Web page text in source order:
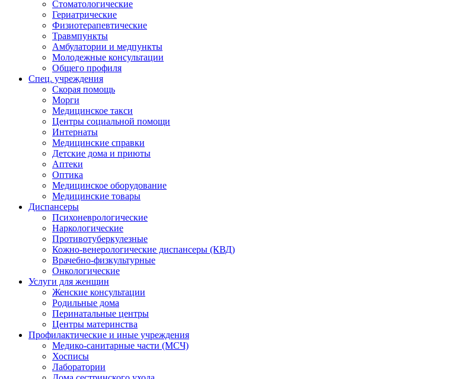
Стоматологические
Гериатрические
Физиотерапевтические
Травмпункты
Амбулатории и медпункты
Молодежные консультации
Общего профиля
Спец. учреждения
Скорая помощь
Морги
Медицинское такси
Центры социальной помощи
Интернаты
Медицинские справки
Детские дома и приюты
Аптеки
Оптика
Медицинское оборудование
Медицинские товары
Диспансеры
Психоневрологические
Наркологические
Противотуберкулезные
Кожно-венерологические диспансеры (КВД)
Врачебно-физкультурные
Онкологические
Услуги для женщин
Женские консультации
Родильные дома
Перинатальные центры
Центры материнства
Профилактические и иные учреждения
Медико-санитарные части (МСЧ)
Хосписы
Лаборатории